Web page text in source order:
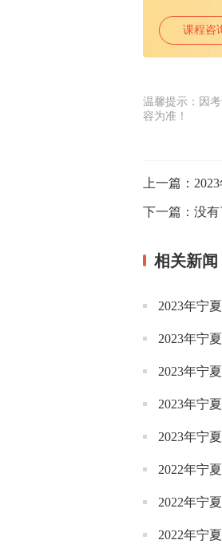
课程咨
温馨提示：因
容为准！
上一篇：
下一篇： 没有
相关新闻
2023年宁
2023年宁
2023年宁
2023年宁
2023年宁
2022年宁
2022年宁
2022年宁